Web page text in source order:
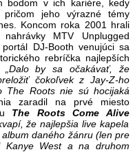
bodom v ich kariére, kedy
jeho výrazné témy
Koncom roka 2001 hrali
MTV Unplugged
portál DJ-Booth venujúci sa
rebríčka najlepších
„Dalo by sa očakávať, že
čokoľvek z Jay-Z-ho
The Roots nie sú hocijaká
zaradil na prvé miesto
The Roots Come Alive
že najlepšia live kapela
daného žánru (len pre
Kanye West a na druhom